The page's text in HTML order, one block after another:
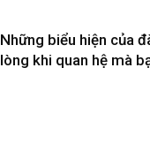
Những biểu hiện của
lòng khi quan hệ mà